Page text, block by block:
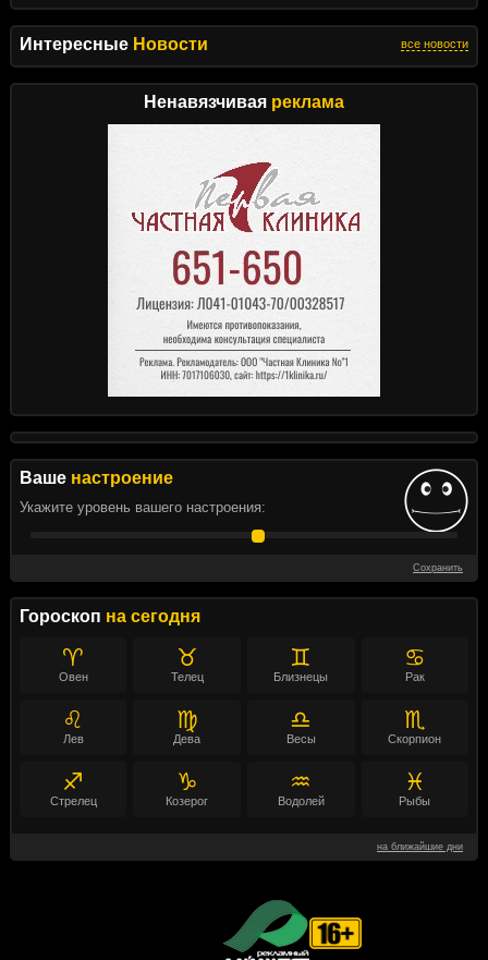
Интересные Новости все новости
Ненавязчивая реклама
Ваше настроение
Укажите уровень вашего настроения:
Сохранить
Гороскоп на сегодня
♈
Овен
♉
Телец
♊
Близнецы
♋
Рак
♌
Лев
♍
Дева
♎
Весы
♏
Скорпион
♐
Стрелец
♑
Козерог
♒
Водолей
♓
Рыбы
на ближайшие дни